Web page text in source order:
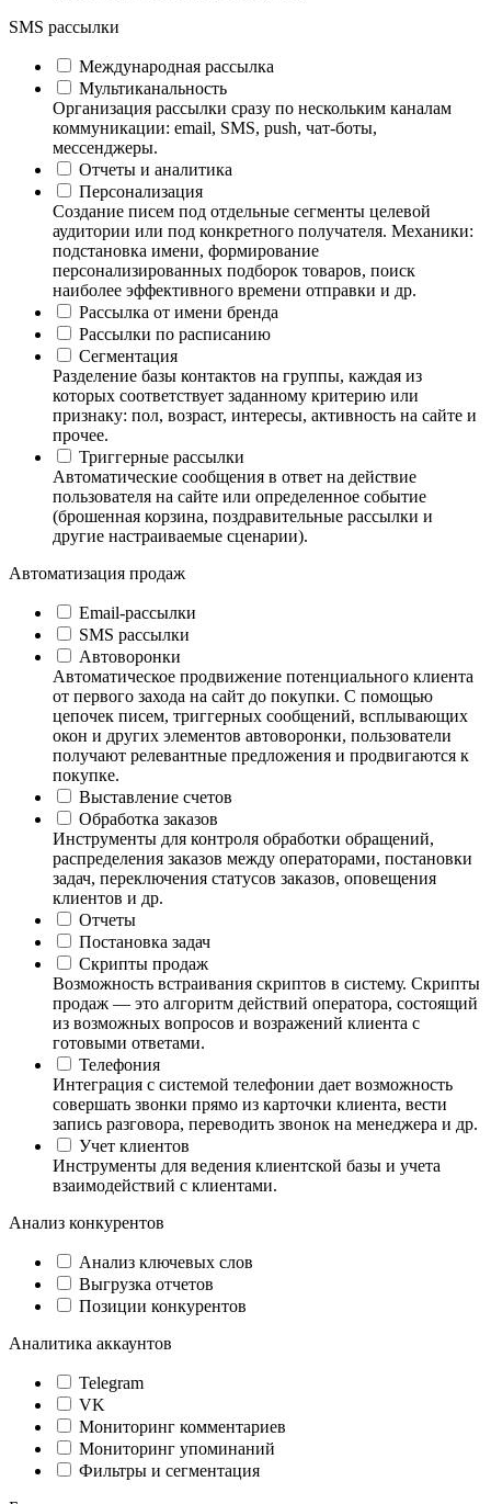
SMS рассылки
Международная рассылка
Мультиканальность
Организация рассылки сразу по нескольким каналам
коммуникации: email, SMS, push, чат-боты,
мессенджеры.
Отчеты и аналитика
Персонализация
Создание писем под отдельные сегменты целевой
аудитории или под конкретного получателя. Механики:
подстановка имени, формирование
персонализированных подборок товаров, поиск
наиболее эффективного времени отправки и др.
Рассылка от имени бренда
Рассылки по расписанию
Сегментация
Разделение базы контактов на группы, каждая из
которых соответствует заданному критерию или
признаку: пол, возраст, интересы, активность на сайте и
прочее.
Триггерные рассылки
Автоматические сообщения в ответ на действие
пользователя на сайте или определенное событие
(брошенная корзина, поздравительные рассылки и
другие настраиваемые сценарии).
Автоматизация продаж
Email-рассылки
SMS рассылки
Автоворонки
Автоматическое продвижение потенциального клиента
от первого захода на сайт до покупки. С помощью
цепочек писем, триггерных сообщений, всплывающих
окон и других элементов автоворонки, пользователи
получают релевантные предложения и продвигаются к
покупке.
Выставление счетов
Обработка заказов
Инструменты для контроля обработки обращений,
распределения заказов между операторами, постановки
задач, переключения статусов заказов, оповещения
клиентов и др.
Отчеты
Постановка задач
Скрипты продаж
Возможность встраивания скриптов в систему. Скрипты
продаж — это алгоритм действий оператора, состоящий
из возможных вопросов и возражений клиента с
готовыми ответами.
Телефония
Интеграция с системой телефонии дает возможность
совершать звонки прямо из карточки клиента, вести
запись разговора, переводить звонок на менеджера и др.
Учет клиентов
Инструменты для ведения клиентской базы и учета
взаимодействий с клиентами.
Анализ конкурентов
Анализ ключевых слов
Выгрузка отчетов
Позиции конкурентов
Аналитика аккаунтов
Telegram
VK
Мониторинг комментариев
Мониторинг упоминаний
Фильтры и сегментация